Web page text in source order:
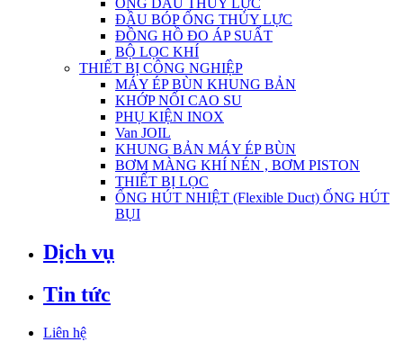
ĐẦU BÓP ỐNG THỦY LỰC
ĐỒNG HỒ ĐO ÁP SUẤT
BỘ LỌC KHÍ
THIẾT BỊ CÔNG NGHIỆP
MÁY ÉP BÙN KHUNG BẢN
KHỚP NỐI CAO SU
PHỤ KIỆN INOX
Van JOIL
KHUNG BẢN MÁY ÉP BÙN
BƠM MÀNG KHÍ NÉN , BƠM PISTON
THIẾT BỊ LỌC
ỐNG HÚT NHIỆT (Flexible Duct) ỐNG HÚT
BỤI
Dịch vụ
Tin tức
Liên hệ